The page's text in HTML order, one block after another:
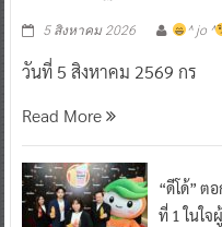
5 สิงหาคม 2026 ^ jo ^
วันที่ 5 สิงหาคม 2569 กร
Read More
“ดีโด้” ต
ที่ 1 ในใจ